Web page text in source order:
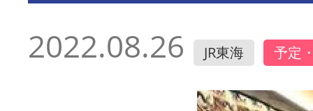
2022.08.26 JR東海 予定